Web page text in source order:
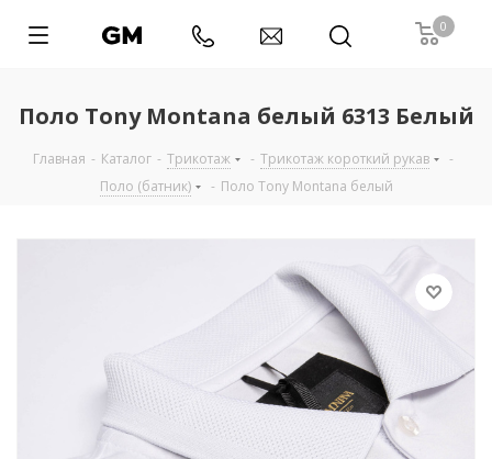
0
Поло Tony Montana белый 6313 Белый
Главная - Каталог - Трикотаж - Трикотаж короткий рукав
-
Поло (батник)
- Поло Tony Montana белый